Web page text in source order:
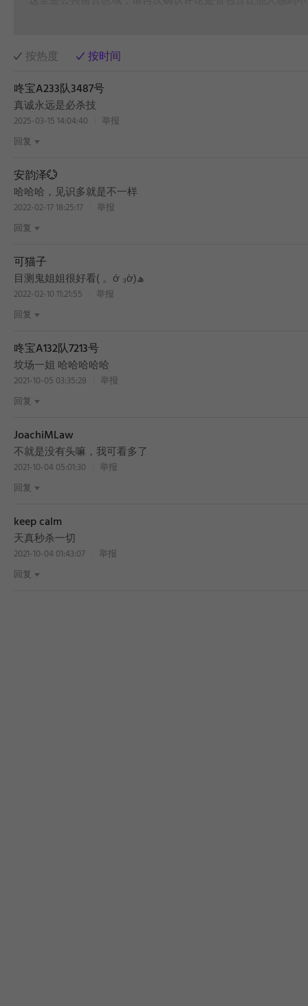
按热度
按时间
咚宝A233队3487号
真诚永远是必杀技
2025-03-15 14:04:40
举报
回复
安韵泽💮
哈哈哈，见识多就是不一样
2022-02-17 18:25:17
举报
回复
可猫子
目测鬼姐姐很好看( 。ớ ₃ờ)ھ
2022-02-10 11:21:55
举报
回复
咚宝A132队7213号
坟场一姐 哈哈哈哈哈
2021-10-05 03:35:28
举报
回复
JoachiMLaw
不就是没有头嘛，我可看多了
2021-10-04 05:01:30
举报
回复
keep calm
天真秒杀一切
2021-10-04 01:43:07
举报
回复